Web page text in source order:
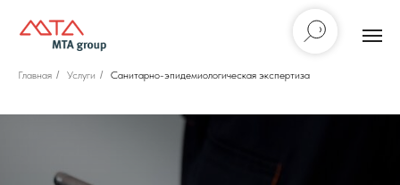
Главная / Услуги / Санитарно-эпидемиологическая экспертиза